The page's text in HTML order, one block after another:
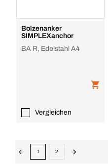
Bolzenanker
SIMPLEXanchor
BA R, Edelstahl A4
Vergleichen
1 2